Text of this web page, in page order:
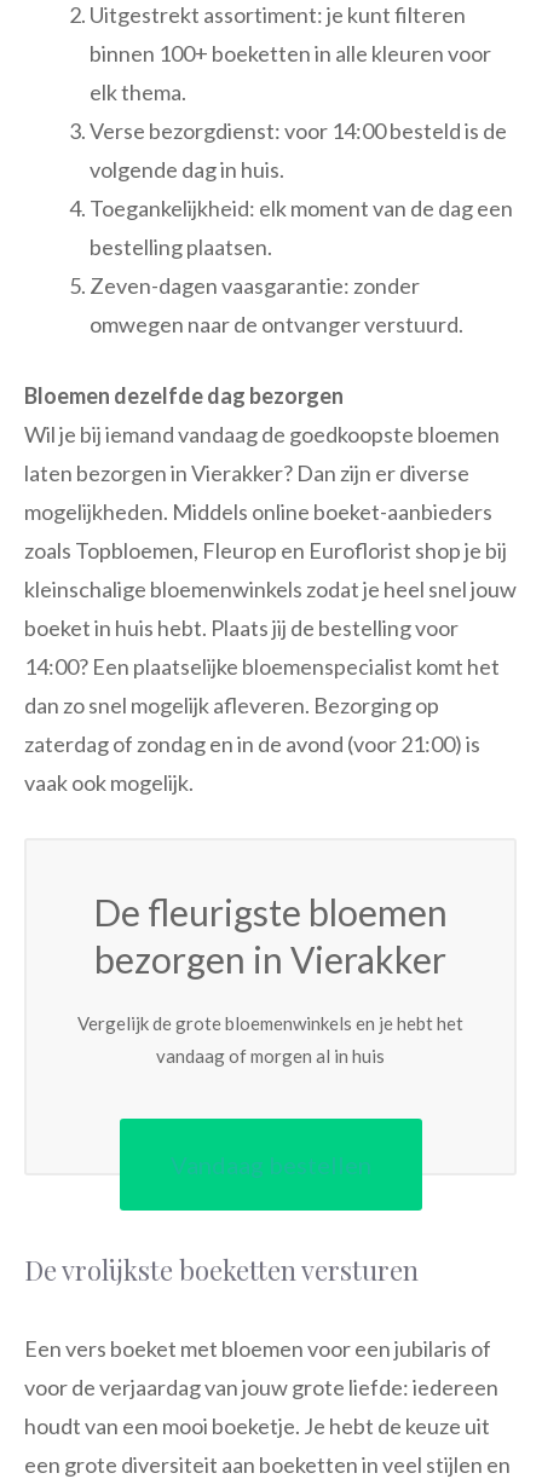
Uitgestrekt assortiment: je kunt filteren
binnen 100+ boeketten in alle kleuren voor
elk thema.
Verse bezorgdienst: voor 14:00 besteld is de
volgende dag in huis.
Toegankelijkheid: elk moment van de dag een
bestelling plaatsen.
Zeven-dagen vaasgarantie: zonder
omwegen naar de ontvanger verstuurd.
Bloemen dezelfde dag bezorgen
Wil je bij iemand vandaag de goedkoopste bloemen
laten bezorgen in Vierakker? Dan zijn er diverse
mogelijkheden. Middels online boeket-aanbieders
zoals Topbloemen, Fleurop en Euroflorist shop je bij
kleinschalige bloemenwinkels zodat je heel snel jouw
boeket in huis hebt. Plaats jij de bestelling voor
14:00? Een plaatselijke bloemenspecialist komt het
dan zo snel mogelijk afleveren. Bezorging op
zaterdag of zondag en in de avond (voor 21:00) is
vaak ook mogelijk.
De fleurigste bloemen
bezorgen in Vierakker
Vergelijk de grote bloemenwinkels en je hebt het
vandaag of morgen al in huis
Vandaag bestellen
De vrolijkste boeketten versturen
Een vers boeket met bloemen voor een jubilaris of
voor de verjaardag van jouw grote liefde: iedereen
houdt van een mooi boeketje. Je hebt de keuze uit
een grote diversiteit aan boeketten in veel stijlen en